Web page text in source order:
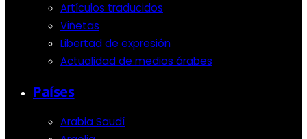
Artículos traducidos
Viñetas
Libertad de expresión
Actualidad de medios árabes
Países
Arabia Saudí